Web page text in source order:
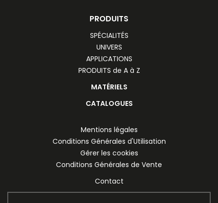
PRODUITS
SPÉCIALITÉS
UNIVERS
APPLICATIONS
PRODUITS de A à Z
MATÉRIELS
CATALOGUES
Mentions légales
Conditions Générales d'Utilisation
Gérer les cookies
Conditions Générales de Vente
Contact